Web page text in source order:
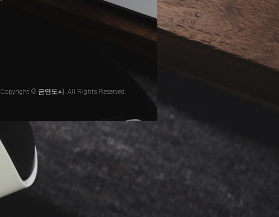
Copyright © 금연도시. All Rights Reserved.